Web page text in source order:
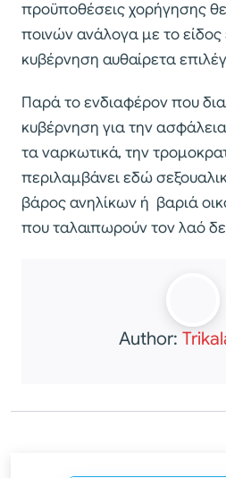
προϋποθέσεις χορήγησης
ποινών ανάλογα με το
κυβέρνηση αυθαίρετα
Παρά το ενδιαφέρον που
κυβέρνηση για την
τα ναρκωτικά, την
περιλαμβάνει εδώ
βάρος ανηλίκων ή βαριά
που ταλαιπωρούν τον λαό
Author: